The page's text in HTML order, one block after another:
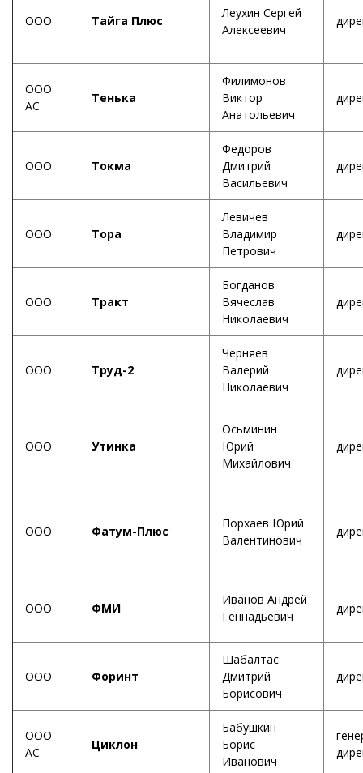
ООО Тайга Плюс
Леухин Сергей
Алексеевич
ООО
АС
Тенька
Филимонов
Виктор
Анатольевич
ООО Токма
Федоров
Дмитрий
Васильевич
ООО Тора
Левичев
Владимир
Петрович
ООО Тракт
Богданов
Вячеслав
Николаевич
ООО Труд-2
Черняев
Валерий
Николаевич
ООО Утинка
Осьминин
Юрий
Михайлович
ООО Фатум-Плюс
Порхаев Юрий
Валентинович
ООО ФМИ
Иванов Андрей
Геннадьевич
ООО Форинт
Шабалтас
Дмитрий
Борисович
ООО
АС
Циклон
Бабушкин
Борис
Иванович